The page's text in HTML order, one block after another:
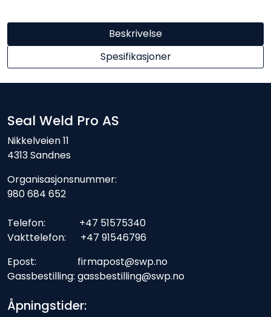
Beskrivelse
Spesifikasjoner
Seal Weld Pro AS
Nikkelveien 11
4313 Sandnes
Organisasjonsnummer:
980 684 652
Telefon: +47 51575340
Vakttelefon: +47 91546796
Epost: firmapost@swp.no
Gassbestilling: gassbestilling@swp.no
Åpningstider: